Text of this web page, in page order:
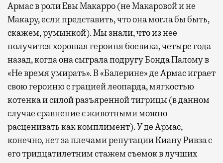
Армас в роли Евы Макарро (не Макаровой и не
Макару, если представить, что она могла бы быть,
скажем, румынкой). Мы знали, что из нее
получится хорошая героиня боевика, четыре года
назад, когда она сыграла подругу Бонда Палому в
«Не время умирать». В «Балерине» де Армас играет
свою героиню с грацией леопарда, мягкостью
котенка и силой разъяренной тигрицы (в данном
случае сравнение с животными можно
расценивать как комплимент). У де Армас,
конечно, нет за плечами репутации Киану Ривза с
его тридцатилетним стажем съемок в лучших